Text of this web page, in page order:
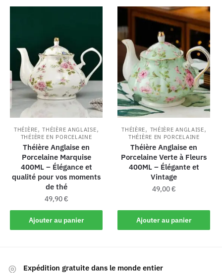
THÉIÈRE,THÉIÈRE ANGLAISE,
THÉIÈRE EN PORCELAINE
Théière Anglaise en
Porcelaine Marquise
400ML – Élégance et
qualité pour vos moments
de thé
49,90€
Ajouter au panier
THÉIÈRE, THÉIÈRE ANGLAISE,
THÉIÈRE EN PORCELAINE
Théière Anglaise en
Porcelaine Verte à Fleurs
400ML – Élégante et
Vintage
49,00€
Ajouter au panier
Expédition gratuite dans le monde entier